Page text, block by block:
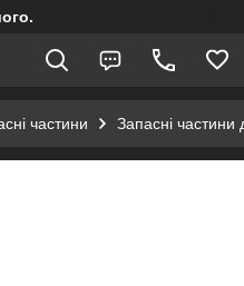
частини Запасні частини